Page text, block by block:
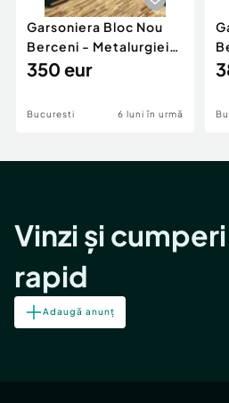
Garsoniera Bloc Nou
Berceni - Metalurgiei
Park - Postalionul
350 eur
Bucuresti 6 luni în urmă
Vinzi și
rapid
Adaugă anunț